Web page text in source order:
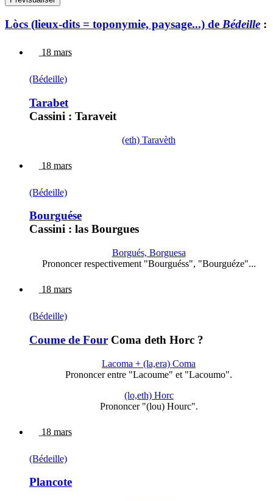
Lòcs (lieux-dits = toponymie, paysage...) de Bédeille :
18 mars
(Bédeille)
Tarabet
Cassini : Taraveit
(eth) Taravèth
18 mars
(Bédeille)
Bourguése
Cassini : las Bourgues
Borgués, Borguesa
Prononcer respectivement "Bourguéss", "Bourguéze"...
18 mars
(Bédeille)
Coume de Four Coma deth Horc ?
Lacoma + (la,era) Coma
Prononcer entre "Lacoume" et "Lacoumo".
(lo,eth) Horc
Prononcer "(lou) Hourc".
18 mars
(Bédeille)
Plancote